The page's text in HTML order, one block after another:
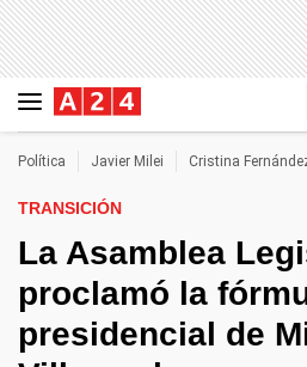
Política Javier Milei Cristina
TRANSICIÓN
La Asamblea
proclamó la
presidencial de